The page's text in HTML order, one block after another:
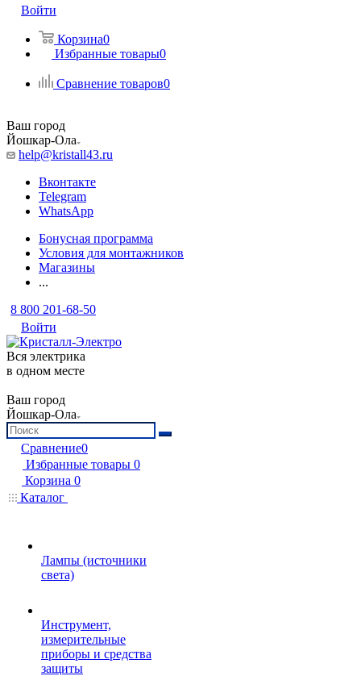
Войти
Корзина0
Избранные товары0
Сравнение товаров0
Ваш город
Йошкар-Ола
help@kristall43.ru
Вконтакте
Telegram
WhatsApp
Бонусная программа
Условия для монтажников
Магазины
...
8 800 201-68-50
Войти
Вся электрика
в одном месте
Ваш город
Йошкар-Ола
Сравнение0
Избранные товары 0
Корзина 0
Каталог
Лампы (источники
света)
Инструмент,
измерительные
приборы и средства
защиты